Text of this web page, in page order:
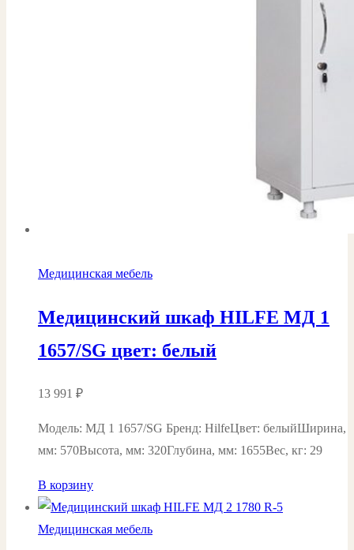
Медицинская мебель
Медицинский шкаф HILFE МД 1
1657/SG цвет: белый
13 991 ₽
Модель: МД 1 1657/SG Бренд: HilfeЦвет: белыйШирина,
мм: 570Высота, мм: 320Глубина, мм: 1655Вес, кг: 29
В корзину
Медицинская мебель